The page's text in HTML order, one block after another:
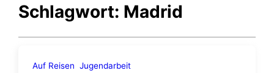
Schlagwort: Madrid
Auf Reisen Jugendarbeit